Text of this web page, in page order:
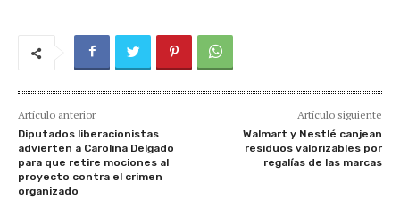
Artículo anterior
Diputados liberacionistas
advierten a Carolina Delgado
para que retire mociones al
proyecto contra el crimen
organizado
Artículo siguiente
Walmart y Nestlé canjean
residuos valorizables por
regalías de las marcas